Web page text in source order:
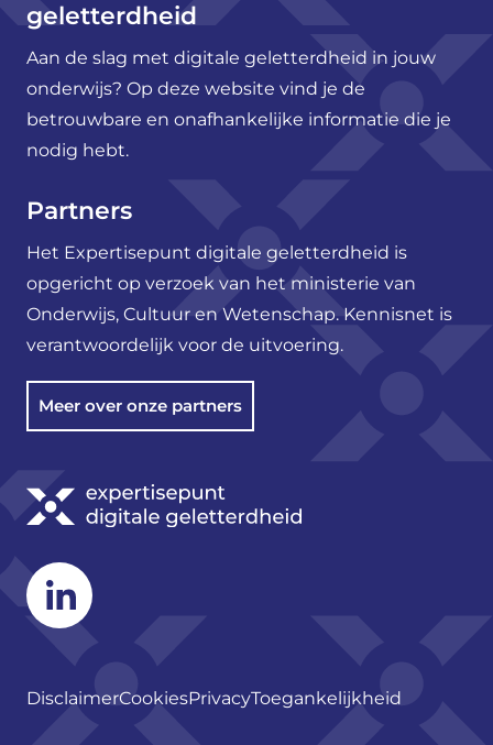
geletterdheid
Aan de slag met digitale geletterdheid in jouw
onderwijs? Op deze website vind je de
betrouwbare en onafhankelijke informatie die je
nodig hebt.
Partners
Het Expertisepunt digitale geletterdheid is
opgericht op verzoek van het ministerie van
Onderwijs, Cultuur en Wetenschap. Kennisnet is
verantwoordelijk voor de uitvoering.
Meer over onze partners
Linkedin
DisclaimerCookiesPrivacyToegankelijkheid